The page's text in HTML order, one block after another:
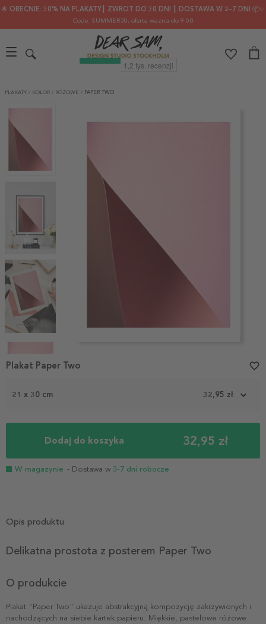
🌟 OBECNIE: 30% NA PLAKATY┃ ZWROT DO 30 DNI ┃ DOSTAWA W 2–7 DNI 📦✨
Code: SUMMER30, oferta ważna do 9.08
PLAKATY / KOLOR / RÓŻOWE / PAPER TWO
1
21 x 30 cm 32,95 zł
Dodaj do koszyka 32,95 zł
W magazynie - Dostawa w 3-7 dni robocze
Plakat Paper Two favorite_border
Opis produktu
Delikatna prostota z posterem Paper Two
O produkcie
Plakat "Paper Two" ukazuje abstrakcyjną kompozycję zakrzywionych i
nachodzących na siebie kartek papieru. Miękkie, pastelowe różowe